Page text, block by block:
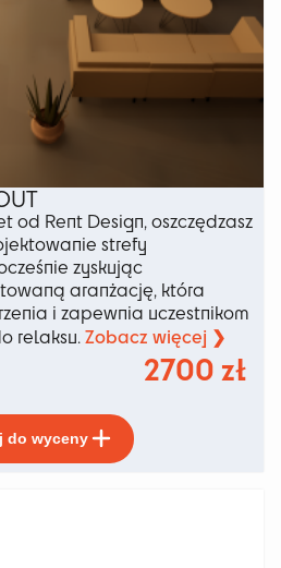
od Rent Design, oszczędzasz
strefy
zyskując
aranżację, która
i zapewnia uczestnikom
relaksu. Zobacz więcej ❯
2700 zł
do wyceny
produkt
ma